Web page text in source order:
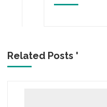
Related Posts '